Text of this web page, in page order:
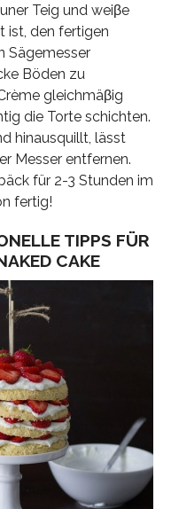
Teig und weiβe
ist, den fertigen
Sägemesser
Böden zu
gleichmäβig
die Torte schichten.
hinausquillt, lässt
Messer entfernen.
für 2-3 Stunden im
fertig!
TIPPS FÜR
CAKE